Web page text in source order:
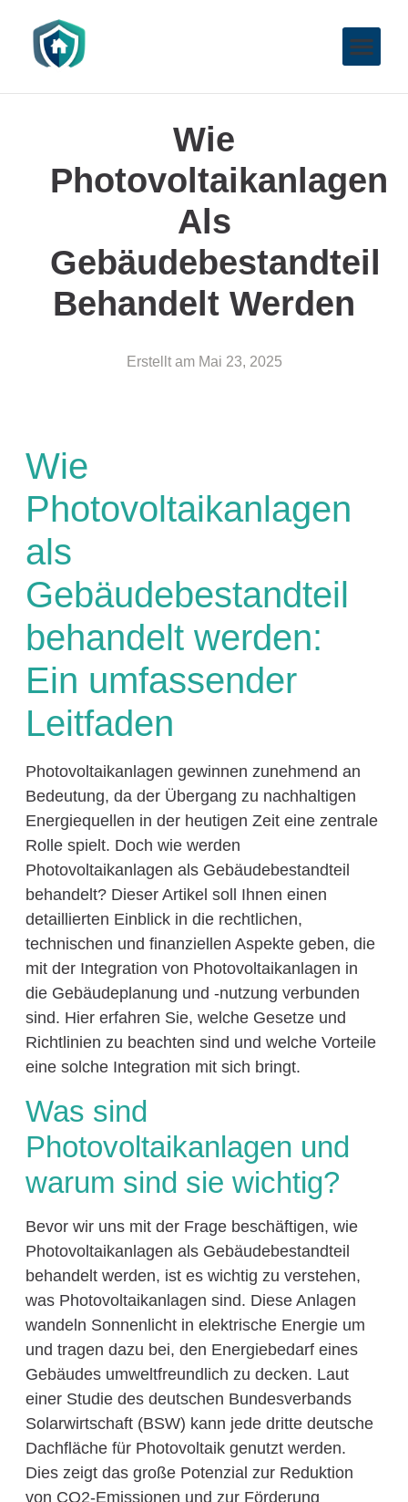
Wie
Photovoltaikanlagen
Als
Gebäudebestandteil
Behandelt Werden
Erstellt am Mai 23, 2025
Wie
Photovoltaikanlagen
als
Gebäudebestandteil
behandelt werden:
Ein umfassender
Leitfaden
Photovoltaikanlagen gewinnen zunehmend an
Bedeutung, da der Übergang zu nachhaltigen
Energiequellen in der heutigen Zeit eine zentrale
Rolle spielt. Doch wie werden
Photovoltaikanlagen als Gebäudebestandteil
behandelt? Dieser Artikel soll Ihnen einen
detaillierten Einblick in die rechtlichen,
technischen und finanziellen Aspekte geben, die
mit der Integration von Photovoltaikanlagen in
die Gebäudeplanung und -nutzung verbunden
sind. Hier erfahren Sie, welche Gesetze und
Richtlinien zu beachten sind und welche Vorteile
eine solche Integration mit sich bringt.
Was sind
Photovoltaikanlagen und
warum sind sie wichtig?
Bevor wir uns mit der Frage beschäftigen, wie
Photovoltaikanlagen als Gebäudebestandteil
behandelt werden, ist es wichtig zu verstehen,
was Photovoltaikanlagen sind. Diese Anlagen
wandeln Sonnenlicht in elektrische Energie um
und tragen dazu bei, den Energiebedarf eines
Gebäudes umweltfreundlich zu decken. Laut
einer Studie des deutschen Bundesverbands
Solarwirtschaft (BSW) kann jede dritte deutsche
Dachfläche für Photovoltaik genutzt werden.
Dies zeigt das große Potenzial zur Reduktion
von CO2-Emissionen und zur Förderung